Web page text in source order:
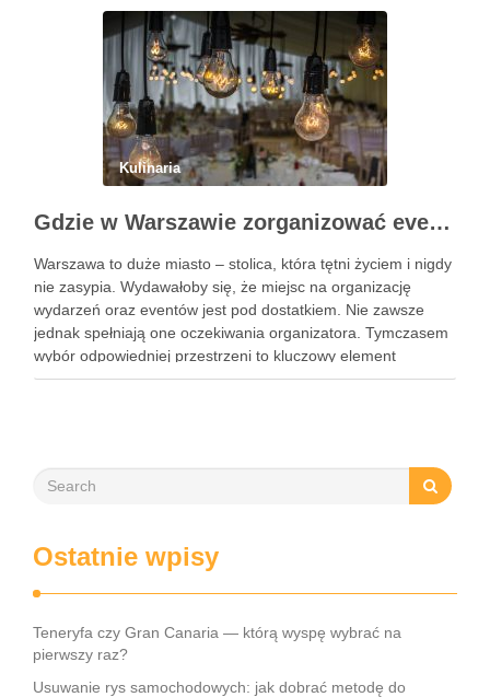
Kulinaria
Gdzie w Warszawie zorganizować event?
Warszawa to duże miasto – stolica, która tętni życiem i nigdy
nie zasypia. Wydawałoby się, że miejsc na organizację
wydarzeń oraz eventów jest pod dostatkiem. Nie zawsze
jednak spełniają one oczekiwania organizatora. Tymczasem
wybór odpowiedniej przestrzeni to kluczowy element
organizacji każdego wydarzenia. Podpowiadamy zatem,
Ostatnie wpisy
Teneryfa czy Gran Canaria — którą wyspę wybrać na
pierwszy raz?
Usuwanie rys samochodowych: jak dobrać metodę do